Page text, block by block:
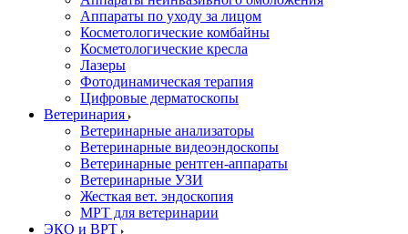
Аппараты по уходу за лицом
Косметологические комбайны
Косметологические кресла
Лазеры
Фотодинамическая терапия
Цифровые дерматоскопы
Ветеринария
Ветеринарные анализаторы
Ветеринарные видеоэндоскопы
Ветеринарные рентген-аппараты
Ветеринарные УЗИ
Жесткая вет. эндоскопия
МРТ для ветеринарии
ЭКО и ВРТ